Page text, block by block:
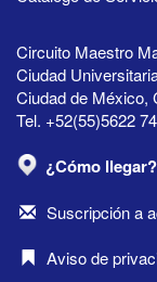
Circuito Maestro
Ciudad
Ciudad de México,
Tel. +52(55)5622
¿Cómo llegar?
Suscripción a
Aviso de